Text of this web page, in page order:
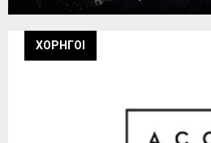
ΧΟΡΗΓΟΙ